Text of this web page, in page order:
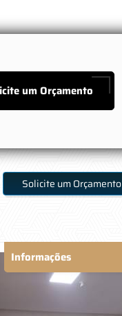
um Orçamento
Solicite um Orçamento
Informações